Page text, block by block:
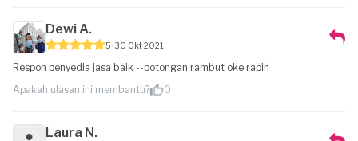
Dewi A.
5 30 Okt 2021
Respon penyedia jasa baik --potongan rambut oke rapih
Apakah ulasan ini membantu?
0
Laura N.